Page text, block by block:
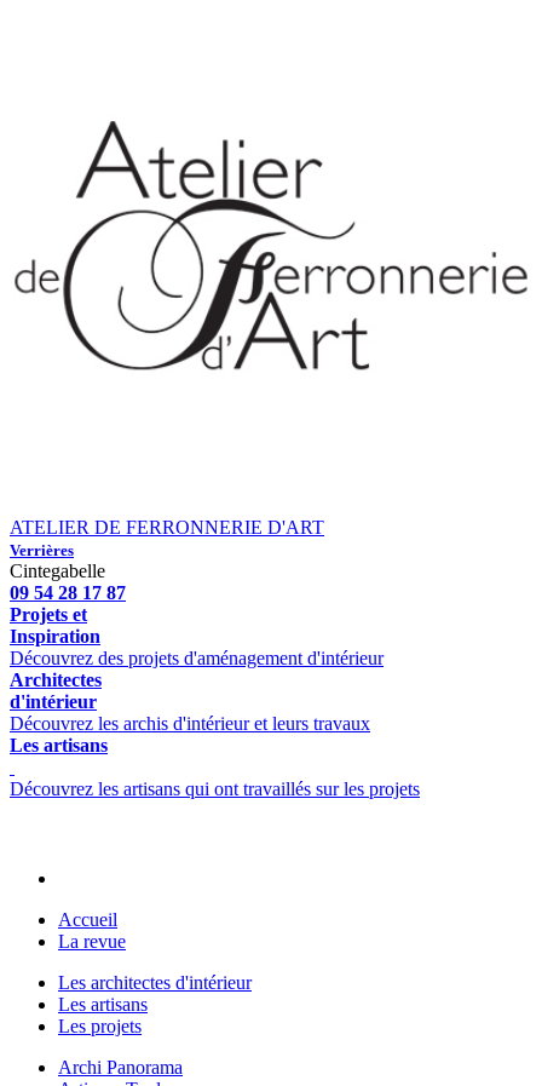
ATELIER DE FERRONNERIE D'ART
Verrières
Cintegabelle
09 54 28 17 87
Projets et
Inspiration
Découvrez des projets d'aménagement d'intérieur
Architectes
d'intérieur
Découvrez les archis d'intérieur et leurs travaux
Les artisans
Découvrez les artisans qui ont travaillés sur les projets
Accueil
La revue
Les architectes d'intérieur
Les artisans
Les projets
Archi Panorama